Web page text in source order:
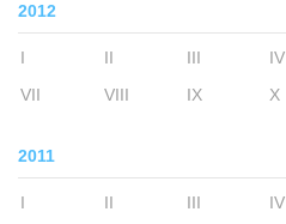
2012
I II III IV
VII
VIII IX X
2011
I II III IV